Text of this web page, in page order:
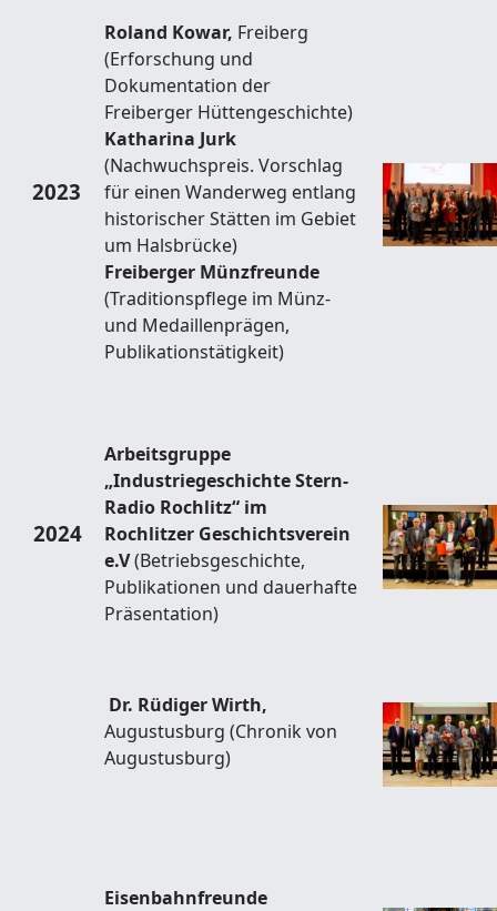
2023
Roland Kowar, Freiberg
(Erforschung und
Dokumentation der
Freiberger Hüttengeschichte)
Katharina Jurk
(Nachwuchspreis. Vorschlag
für einen Wanderweg entlang
historischer Stätten im Gebiet
um Halsbrücke)
Freiberger Münzfreunde
(Traditionspflege im Münz-
und Medaillenprägen,
Publikationstätigkeit)
2024
Arbeitsgruppe
„Industriegeschichte Stern-
Radio Rochlitz“ im
Rochlitzer Geschichtsverein
e.V(Betriebsgeschichte,
Publikationen und dauerhafte
Präsentation)
Dr. Rüdiger Wirth,
Augustusburg (Chronik von
Augustusburg)
Eisenbahnfreunde